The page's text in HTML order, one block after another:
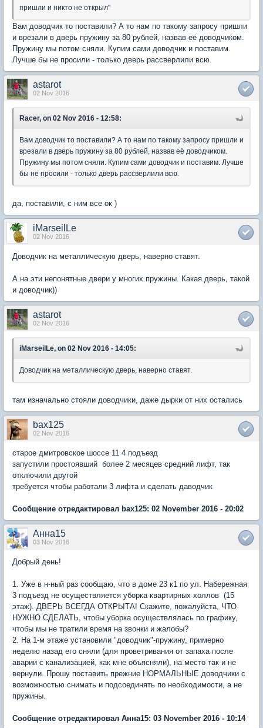
пришли и никто не открыл"
Вам доводчик то поставили? А то нам по такому запросу пришли
и врезали в дверь пружину за 80 рублей, назвав её доводчиком.
Пружину мы потом сняли. Купим сами доводчик и поставим.
Лучше бы не просили - только дверь рассверлили всю.
astarot
02 Nov 2016
Racer, on 02 Nov 2016 - 12:58:
Вам доводчик то поставили? А то нам по такому запросу пришли и
врезали в дверь пружину за 80 рублей, назвав её доводчиком.
Пружину мы потом сняли. Купим сами доводчик и поставим. Лучше
бы не просили - только дверь рассверлили всю.
да, поставили, с ним все ок )
iMarseilLe
02 Nov 2016
Доводчик на металлическую дверь, наверно ставят.
А на эти непонятные двери у многих пружины. Какая дверь, такой
и доводчик))
astarot
02 Nov 2016
iMarseilLe, on 02 Nov 2016 - 14:05:
Доводчик на металлическую дверь, наверно ставят.
там изначально стояли доводчики, даже дырки от них остались
bax125
02 Nov 2016
старое дмитровское шоссе 11 4 подъезд
запустили простоявший более 2 месяцев средний лифт, так
отключили другой
требуется чтобы работали 3 лифта и сделать даводчик
Сообщение отредактировал bax125: 02 November 2016 - 20:02
Анна15
03 Nov 2016
Добрый день!
1. Уже в н-ный раз сообщаю, что в доме 23 к1 по ул. Набережная
3 подъезд не осуществляется уборка квартирных холлов (15
этаж). ДВЕРЬ ВСЕГДА ОТКРЫТА! Скажите, пожалуйста, ЧТО
НУЖНО СДЕЛАТЬ, чтобы уборка осуществлялась по графику,
чтобы мы не тратили время на звонки и жалобы?
2. На 1-м этаже установили "доводчик"-пружину, примерно
неделю назад его сняли (для проветривания от запаха после
аварии с канализацией, как мне объясняли), на место так и не
вернули. Прошу поставить прежние НОРМАЛЬНЫЕ доводчики с
возможностью снимать и подсоединять по необходимости, а не
пружины.
Сообщение отредактировал Анна15: 03 November 2016 - 10:14